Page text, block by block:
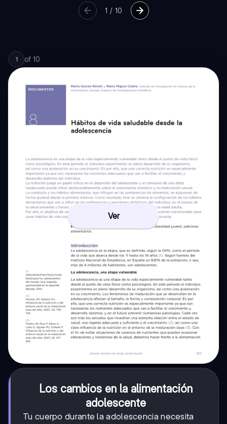
1 / 10
1 of 10
Ver
Los cambios en la alimentación
adolescente
Tu cuerpo durante la adolescencia necesita